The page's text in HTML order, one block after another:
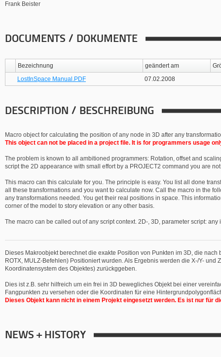
Frank Beister
DOCUMENTS / DOKUMENTE
Bezeichnung geändert am
LostInSpace Manual.PDF
07.02.2008
DESCRIPTION / BESCHREIBUNG
Macro object for calculating the position of any node in 3D after any
This object can not be placed in a project file. It is for programmers usage
The problem is known to all ambitioned programmers: Rotation, offset and
script the 2D appearance with small effort by a PROJECT2 command you are
This macro can this calculate for you. The principle is easy. You list all done
all these transformations and you want to calculate now. Call the macro in the
any transformations needed. You get their real positions in space. This
corner of the model to story elevation or any other basis.
The macro can be called out of any script context. 2D-, 3D, parameter script: any
Dieses Makroobjekt berechnet die exakte Position von Punkten im 3D, die
ROTX, MULZ-Befehlen) Positioniert wurden. Als Ergebnis werden die X-/Y-
Koordinatensystem des Objektes) zurückggeben.
Dies ist z.B. sehr hilfreich um ein frei in 3D bewegliches Objekt bei einer
Fangpunkten zu versehen oder die Koordinaten für eine
Dieses Objekt kann nicht in einem Projekt eingesetzt werden. Es ist nur für
NEWS + HISTORY